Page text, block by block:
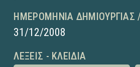
ΗΜΕΡΟΜΗΝΊΑ
31/12/2008
ΛΈΞΕΙΣ - ΚΛΕΙΔΙΆ